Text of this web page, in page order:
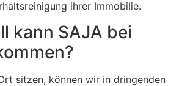
ihrer Immobilie.
kann SAJA bei
sitzen, können wir in dringenden